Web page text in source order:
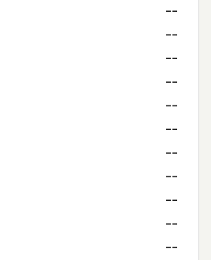
--
--
--
--
--
--
--
--
--
--
--